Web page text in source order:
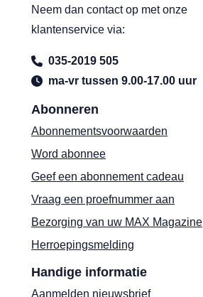
Abonneren
Abonnementsvoorwaarden
Word abonnee
Geef een abonnement cadeau
Vraag een proefnummer aan
Bezorging van uw MAX Magazine
Herroepingsmelding
Handige informatie
Aanmelden nieuwsbrief
Neem dan contact op met onze
klantenservice via:
035-2019 505
ma-vr tussen 9.00-17.00 uur